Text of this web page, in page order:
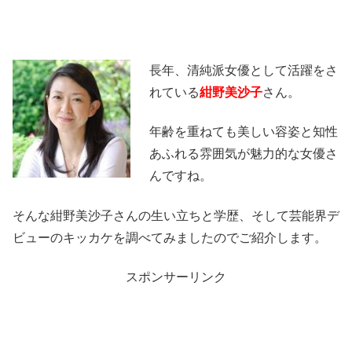
長年、清純派女優として活躍をさ
れている紺野美沙子さん。
年齢を重ねても美しい容姿と知性
あふれる雰囲気が魅力的な女優さ
んですね。
そんな紺野美沙子さんの生い立ちと学歴、そして芸能界デ
ビューのキッカケを調べてみましたのでご紹介します。
スポンサーリンク